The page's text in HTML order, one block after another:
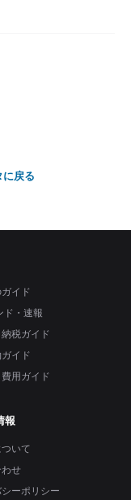
戻る
イド
ド・速報
税ガイド
イド
用ガイド
報
いて
せ
ーポリシー